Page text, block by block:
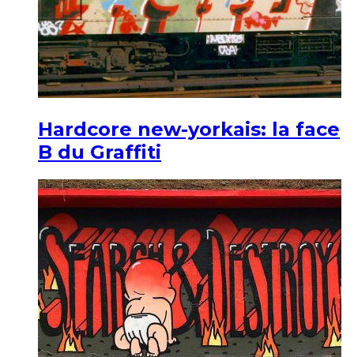
Hardcore new-yorkais: la face
B du Graffiti